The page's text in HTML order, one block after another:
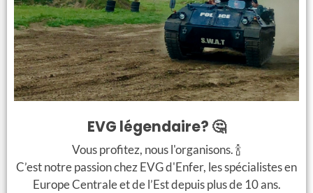
EVG légendaire? 🤔
Vous profitez, nous l'organisons. 🍾
C’est notre passion chez EVG d'Enfer, les spécialistes en
Europe Centrale et de l’Est depuis plus de 10 ans.